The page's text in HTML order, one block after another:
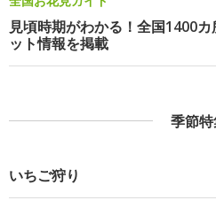
見頃時期がわかる！全国1400
ット情報を掲載
季節
いちご狩り